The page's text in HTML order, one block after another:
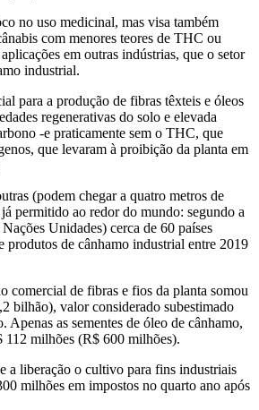
no uso medicinal, mas visa também
com menores teores de THC ou
em outras indústrias, que o setor
industrial.
para a produção de fibras têxteis e óleos
regenerativas do solo e elevada
-e praticamente sem o THC, que
que levaram à proibição da planta em
(podem chegar a quatro metros de
permitido ao redor do mundo: segundo a
Unidades) cerca de 60 países
produtos de cânhamo industrial entre 2019
comercial de fibras e fios da planta somou
bilhão), valor considerado subestimado
Apenas as sementes de óleo de cânhamo,
milhões (R$ 600 milhões).
a liberação o cultivo para fins industriais
milhões em impostos no quarto ano após